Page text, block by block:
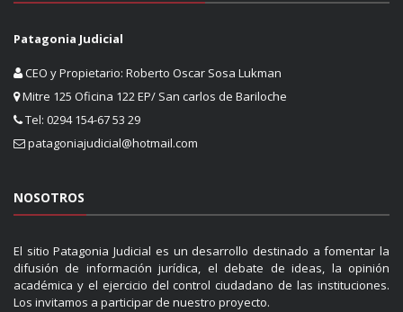
Patagonia Judicial
CEO y Propietario: Roberto Oscar Sosa Lukman
Mitre 125 Oficina 122 EP/ San carlos de Bariloche
Tel: 0294 154-67 53 29
patagoniajudicial@hotmail.com
NOSOTROS
El sitio Patagonia Judicial es un desarrollo destinado a fomentar la
difusión de información jurídica, el debate de ideas, la opinión
académica y el ejercicio del control ciudadano de las instituciones.
Los invitamos a participar de nuestro proyecto.